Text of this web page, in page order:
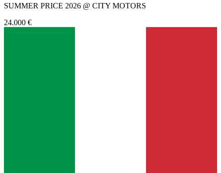
SUMMER PRICE 2026 @ CITY MOTORS
24.000 €